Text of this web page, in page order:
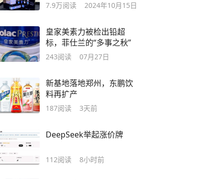
7.9万阅读 2024年10月15日
皇家美素力被检出铅超
标，菲仕兰的“多事之秋”
243阅读 07月27日
新基地落地郑州，东鹏饮
料再扩产
187阅读 3天前
DeepSeek举起涨价牌
112阅读 8小时前